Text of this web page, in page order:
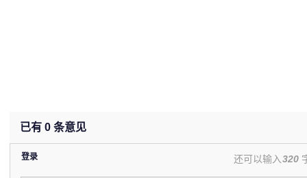
已有 0 条意见
登录 还可以输入320